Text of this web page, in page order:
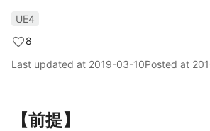
UE4
8
Last updated at 2019-03-10Posted at
【前提】